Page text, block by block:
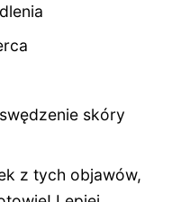
skóry
z tych objawów,